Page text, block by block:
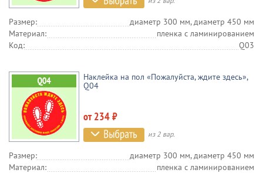
Размер:
диаметр 300 мм, диаметр 450 мм
Материал:
пленка c ламинированием
Код:
Q03
Наклейка на пол «Пожалуйста, ждите здесь»,
Q04
от 234 ₽
из 2 вар.
Размер:
диаметр 300 мм, диаметр 450 мм
Материал:
пленка c ламинированием